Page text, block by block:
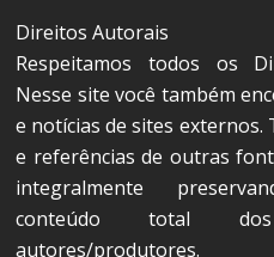
Direitos Autorais
Respeitamos todos os
Nesse site você também
e notícias de sites externos.
e referências de outras
integralmente
conteúdo total dos
autores/produtores.